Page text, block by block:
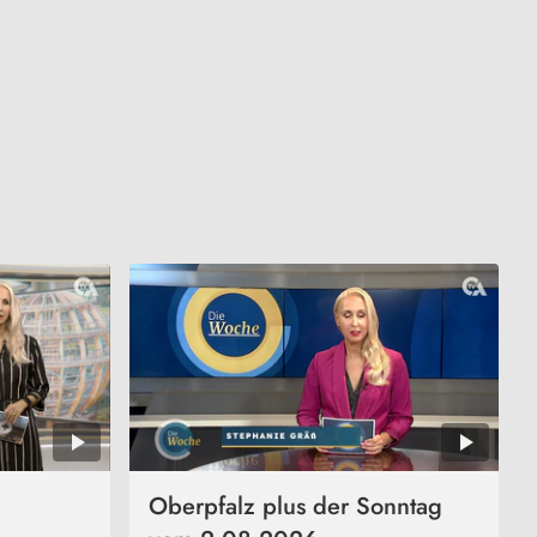
Oberpfalz plus der Sonntag